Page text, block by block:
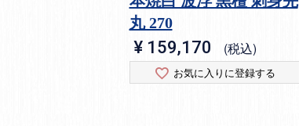
丸 270
¥ 159,170 税込
お気に入りに登録する